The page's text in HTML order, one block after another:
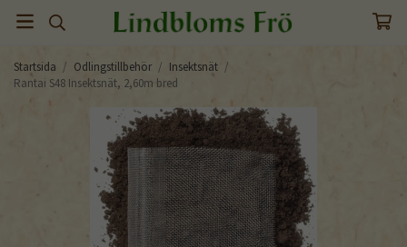
Startsida / Odlingstillbehör / Insektsnät /
Rantai S48 Insektsnät, 2,60m bred